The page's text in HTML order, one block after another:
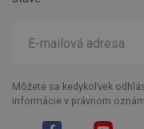
Môžete sa kedykoľvek
informácie v právnom